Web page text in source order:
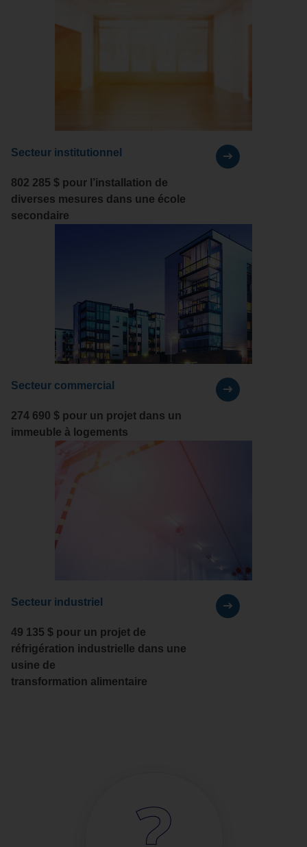
Secteur institutionnel
802 285 $ pour l’installation de
diverses mesures dans une école
secondaire
Secteur commercial
274 690 $ pour un projet dans un
immeuble à logements
Secteur industriel
49 135 $ pour un projet de
réfrigération industrielle dans une
usine de
transformation alimentaire